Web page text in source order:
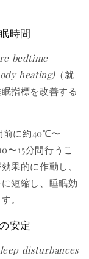
時間
bedtime
heating)（就
指標を改善する
前に約40℃〜
〜15分間行うこ
果的に作動し、
短縮し、睡眠効
。
安定
disturbances